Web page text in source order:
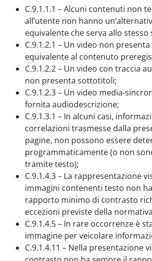
C.9.1.1.1 – Alcuni contenuti non
all’utente non hanno
equivalente che serva allo stesso
C.9.1.2.1 – Un video non
equivalente al contenuto
C.9.1.2.2 – Un video con traccia
non presenta sottotitoli;
C.9.1.2.3 – Un video media-
fornita audiodescrizione;
C.9.1.3.1 – In alcuni casi,
correlazioni trasmesse dalla
pagine, non possono essere
programmaticamente (o non
tramite testo);
C.9.1.4.3 – La rappresentazione
immagini contenenti testo non
rapporto minimo di contrasto
eccezioni previste della
C.9.1.4.5 – In rare occorrenze è
immagine per veicolare
C.9.1.4.11 – Nella presentazione